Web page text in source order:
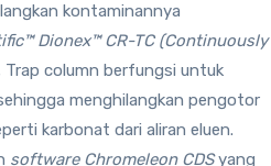
kontaminannya
Dionex™ CR-TC (Continuously
Trap column berfungsi untuk
menghilangkan pengotor
karbonat dari aliran eluen.
software Chromeleon CDSyang